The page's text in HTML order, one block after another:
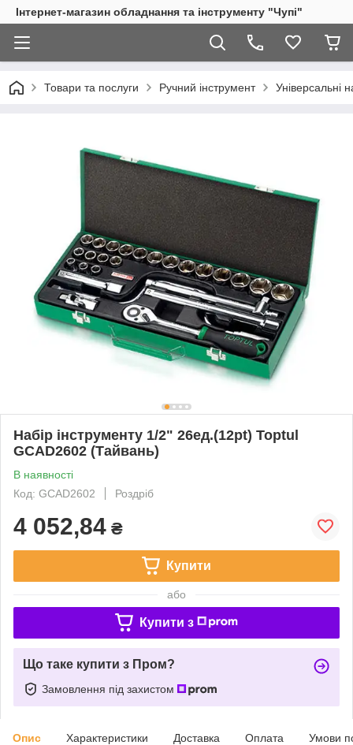
Інтернет-магазин обладнання та інструменту "Чупі"
Товари та послуги Ручний інструмент Універсальні
Набір інструменту 1/2" 26ед.(12pt) Toptul
GCAD2602 (Тайвань)
В наявності
Код: GCAD2602
Роздріб
4 052,84 ₴
Купити
або
Купити з
Що таке купити з Пром?
Замовлення під захистом
Опис Характеристики Доставка Оплата Умови